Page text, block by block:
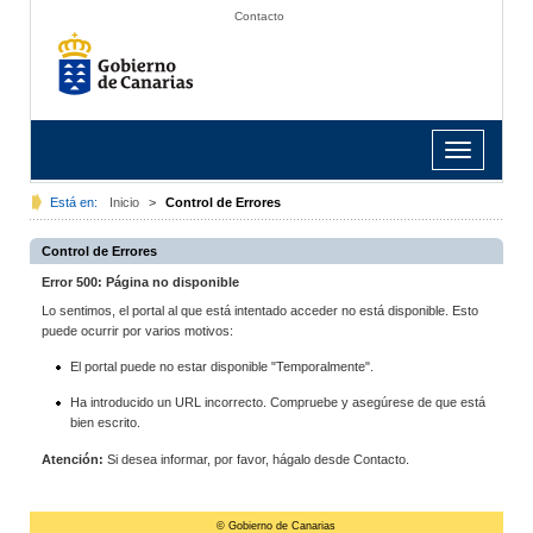
Contacto
Toggle
navigation
Está en: Inicio > Control de Errores
Control de Errores
Error 500: Página no disponible
Lo sentimos, el portal al que está intentado acceder no está disponible. Esto
puede ocurrir por varios motivos:
El portal puede no estar disponible "Temporalmente".
Ha introducido un URL incorrecto. Compruebe y asegúrese de que está
bien escrito.
Atención: Si desea informar, por favor, hágalo desde Contacto.
© Gobierno de Canarias